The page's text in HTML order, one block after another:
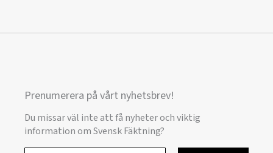
Prenumerera på vårt nyhetsbrev!
Du missar väl inte att få nyheter och viktig
information om Svensk Fäktning?